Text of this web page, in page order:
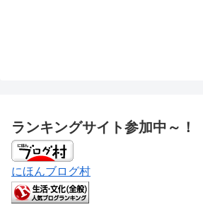
ランキングサイト参加中～！
にほんブログ村